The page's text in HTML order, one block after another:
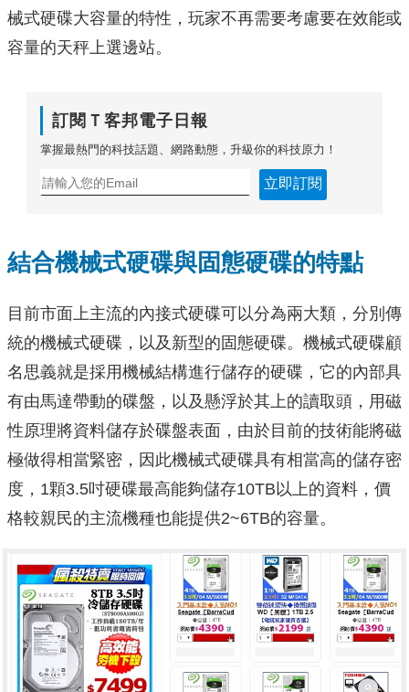
械式硬碟大容量的特性，玩家不再需要考慮要在效能或
容量的天秤上選邊站。
訂閱Ｔ客邦電子日報
掌握最熱門的科技話題、網路動態，升級你的科技原力！
立即訂閱
結合機械式硬碟與固態硬碟的特點
目前市面上主流的內接式硬碟可以分為兩大類，分別傳
統的機械式硬碟，以及新型的固態硬碟。機械式硬碟顧
名思義就是採用機械結構進行儲存的硬碟，它的內部具
有由馬達帶動的碟盤，以及懸浮於其上的讀取頭，用磁
性原理將資料儲存於碟盤表面，由於目前的技術能將磁
極做得相當緊密，因此機械式硬碟具有相當高的儲存密
度，1顆3.5吋硬碟最高能夠儲存10TB以上的資料，價
格較親民的主流機種也能提供2~6TB的容量。